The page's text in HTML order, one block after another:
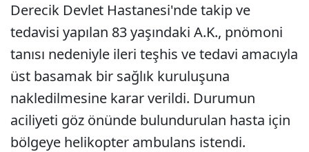
Derecik Devlet Hastanesi'nde takip ve
tedavisi yapılan 83 yaşındaki A.K., pnömoni
tanısı nedeniyle ileri teşhis ve tedavi amacıyla
üst basamak bir sağlık kuruluşuna
nakledilmesine karar verildi. Durumun
aciliyeti göz önünde bulundurulan hasta için
bölgeye helikopter ambulans istendi.